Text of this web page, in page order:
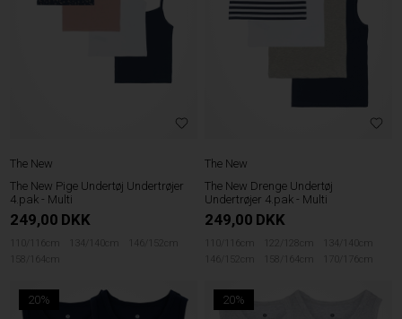
The New
The New Pige Undertøj Undertrøjer
4.pak - Multi
249,00 DKK
110/116cm 134/140cm
146/152cm
158/164cm
The New
The New Drenge Undertøj
Undertrøjer 4.pak - Multi
249,00 DKK
110/116cm 122/128cm
134/140cm
146/152cm
158/164cm 170/176cm
20% 20%